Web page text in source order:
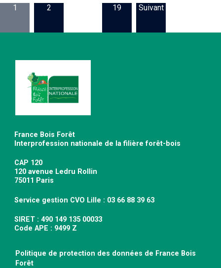
1 2 19 Suivant
France Bois Forêt
Interprofession nationale de la filière forêt-bois
CAP 120
120 avenue Ledru Rollin
75011 Paris
Service gestion CVO Lille : 03 66 88 39 63
SIRET : 490 149 135 00033
Code APE : 9499 Z
Politique de protection des données de France Bois
Forêt